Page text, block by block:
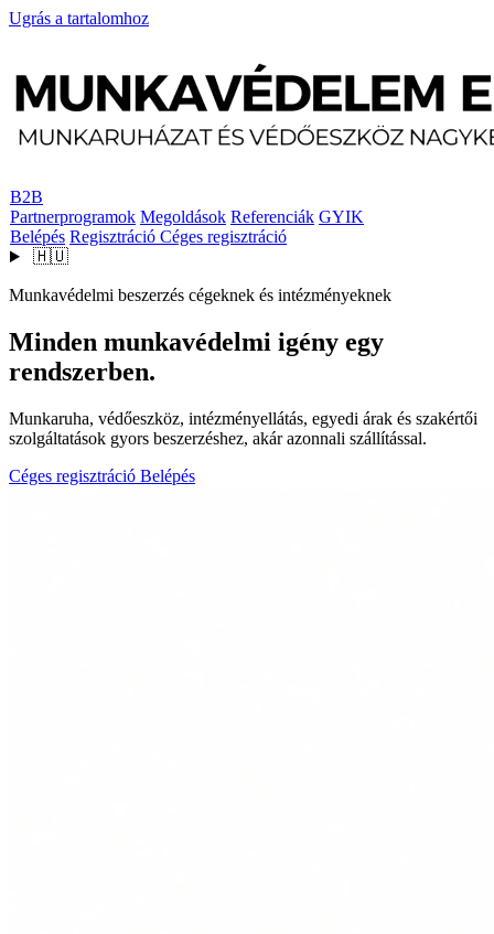
Ugrás a tartalomhoz
B2B
Partnerprogramok Megoldások Referenciák GYIK
Belépés Regisztráció Céges regisztráció
🇭🇺
Munkavédelmi beszerzés cégeknek és intézményeknek
Minden munkavédelmi igény egy
rendszerben.
Munkaruha, védőeszköz, intézményellátás, egyedi árak és szakértői
szolgáltatások gyors beszerzéshez, akár azonnali szállítással.
Céges regisztráció Belépés